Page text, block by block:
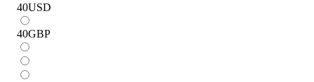
40USD
40GBP